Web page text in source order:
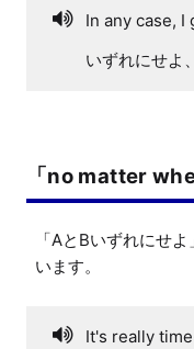
In any case, I
いずれにせよ
「no matter
「AとBいずれにせ
います。
It's really